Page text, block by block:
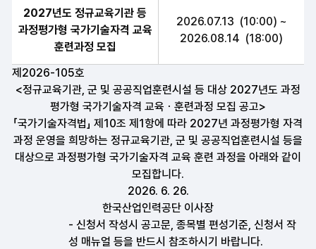
2027년도 정규교육기관 등
과정평가형 국가기술자격 교육
훈련과정 모집
2026.07.13 (10:00) ~
2026.08.14 (18:00)
제2026-105호
<정규교육기관, 군 및 공공직업훈련시설 등 대상 2027년도 과정
평가형 국가기술자격 교육ㆍ훈련과정 모집 공고>
「국가기술자격법」 제10조 제1항에 따라 2027년 과정평가형 자격
과정 운영을 희망하는 정규교육기관, 군 및 공공직업훈련시설 등을
대상으로 과정평가형 국가기술자격 교육 훈련 과정을 아래와 같이
모집합니다.
2026. 6. 26.
한국산업인력공단 이사장
- 신청서 작성시 공고문, 종목별 편성기준, 신청서 작
성 매뉴얼 등을 반드시 참조하시기 바랍니다.